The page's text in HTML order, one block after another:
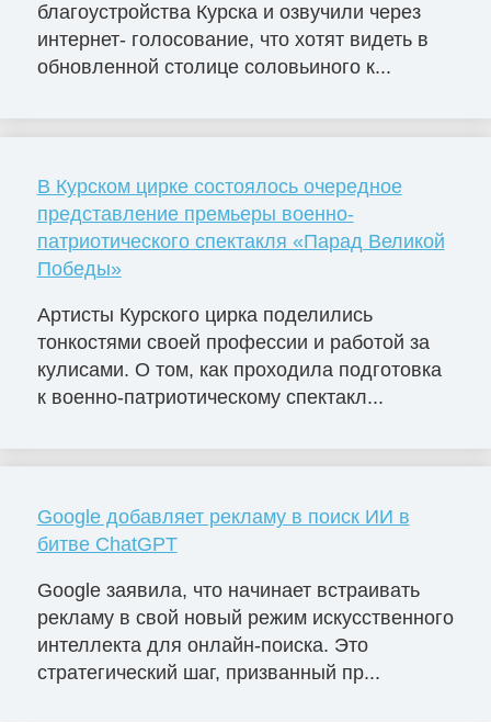
благоустройства Курска и озвучили через
интернет- голосование, что хотят видеть в
обновленной столице соловьиного к...
В Курском цирке состоялось очередное
представление премьеры военно-
патриотического спектакля «Парад Великой
Победы»
Артисты Курского цирка поделились
тонкостями своей профессии и работой за
кулисами. О том, как проходила подготовка
к военно-патриотическому спектакл...
Google добавляет рекламу в поиск ИИ в
битве ChatGPT
Google заявила, что начинает встраивать
рекламу в свой новый режим искусственного
интеллекта для онлайн-поиска. Это
стратегический шаг, призванный пр...